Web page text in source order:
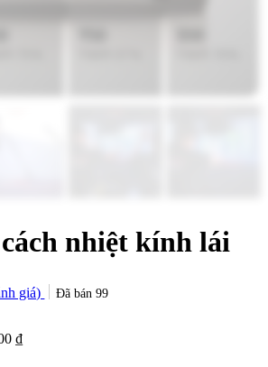
nhiệt kính lái
giá) Đã bán99
₫Khoảng